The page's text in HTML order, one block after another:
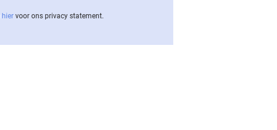
hier voor ons privacy statement.